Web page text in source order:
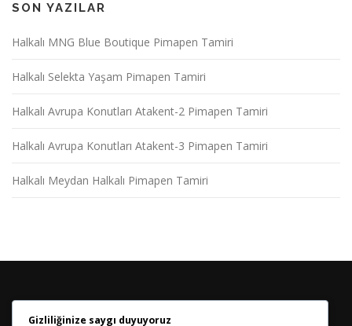
SON YAZILAR
Halkalı MNG Blue Boutique Pimapen Tamiri
Halkalı Selekta Yaşam Pimapen Tamiri
Halkalı Avrupa Konutları Atakent-2 Pimapen Tamiri
Halkalı Avrupa Konutları Atakent-3 Pimapen Tamiri
Halkalı Meydan Halkalı Pimapen Tamiri
HABER BÜLTENIMIZE KATILIN
Gizliliğinize saygı duyuyoruz